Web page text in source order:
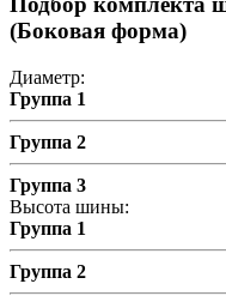
(Боковая форма)
Диаметр:
Группа 1
Группа 2
Группа 3
Высота шины:
Группа 1
Группа 2